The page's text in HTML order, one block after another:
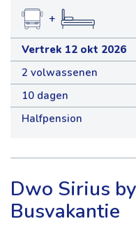
+
Vertrek 12 okt 2026
2 volwassenen
10 dagen
Halfpension
Dwo Sirius
Busvakantie